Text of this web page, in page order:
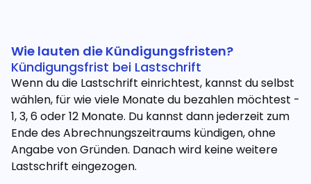
Wie lauten die Kündigungsfristen?
Kündigungsfrist bei Lastschrift
Wenn du die Lastschrift einrichtest, kannst du selbst
wählen, für wie viele Monate du bezahlen möchtest -
1, 3, 6 oder 12 Monate. Du kannst dann jederzeit zum
Ende des Abrechnungszeitraums kündigen, ohne
Angabe von Gründen. Danach wird keine weitere
Lastschrift eingezogen.